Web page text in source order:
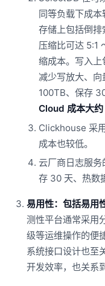
同等负载下成
存储上包括倒排
压缩比可达 5:1
缩成本。写入
减少写放大、
100TB、保存
Cloud 成本大约
Clickhouse 采
成本也较低。
云厂商日志服
存 30 天、热数
易用性：包括易用
测性平台通常采用
级等运维操作的便
系统接口设计也至
开发效率，也关系